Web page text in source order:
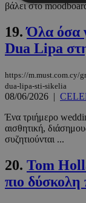
βάλει στο
19.Όλα όσα
Dua Lipa
https://m.must.com.cy/
dua-lipa-sti-sikelia
08/06/2026 |
Ένα τριήμερο
αισθητική,
συζητιούνται ...
20. Tom
πιο
Τα
βασικές
σύνδεση
Ο
χωρίς τα